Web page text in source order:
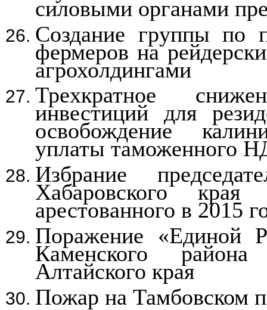
силовыми органами
Создание группы по
фермеров на
агрохолдингами
Трехкратное
инвестиций для
освобождение
уплаты таможенного
Избрание
Хабаровского
арестованного в 2015
Поражение «Единой
Каменского
Алтайского края
Пожар на Тамбовском